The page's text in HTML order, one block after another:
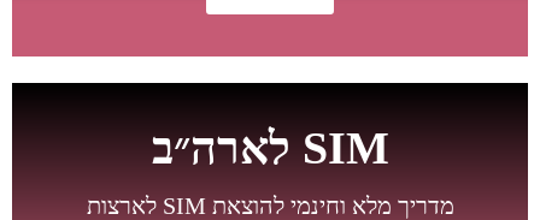
SIM לארה״ב
מדריך מלא וחינמי להוצאת SIM לארצות